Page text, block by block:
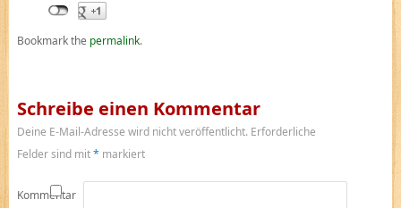
Bookmark the permalink.
Schreibe einen Kommentar
Deine E-Mail-Adresse wird nicht veröffentlicht. Erforderliche
Felder sind mit* markiert
Kommentar